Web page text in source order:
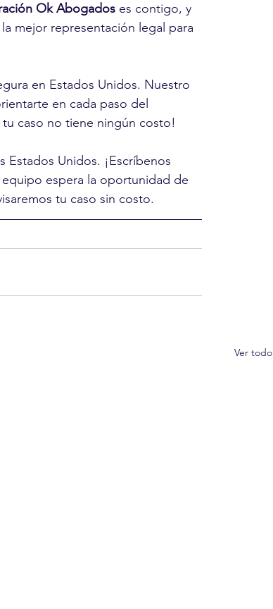
Ok Abogados es contigo, y
mejor representación legal para
en Estados Unidos. Nuestro
en cada paso del
caso no tiene ningún costo!
Estados Unidos. ¡Escríbenos
espera la oportunidad de
tu caso sin costo.
Ver todo